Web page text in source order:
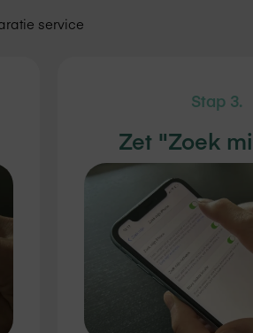
service
Stap 3.
Zet "Zoek